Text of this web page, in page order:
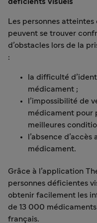
Les personnes
peuvent se trouver
d’obstacles lors de la
:
la difficulté
médicament ;
l’impossibilité de
médicament pour
meilleures
l’absence
médicament.
Grâce à l’application
personnes déficientes
obtenir facilement les
de 13 000
français.